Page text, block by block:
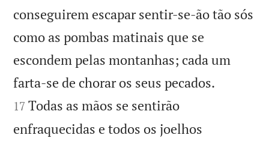
conseguirem escapar sentir-se-ão tão sós
como as pombas matinais que se
escondem pelas montanhas; cada um
farta-se de chorar os seus pecados.
17 Todas as mãos se sentirão
enfraquecidas e todos os joelhos